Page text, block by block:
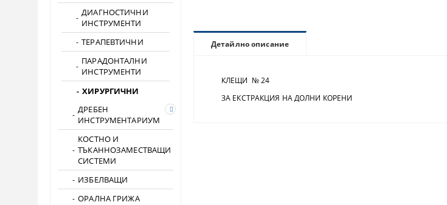
ДИАГНОСТИЧНИ
ИНСТРУМЕНТИ
ТЕРАПЕВТИЧНИ
ПАРАДОНТАЛНИ
ИНСТРУМЕНТИ
ХИРУРГИЧНИ
ДРЕБЕН
ИНСТРУМЕНТАРИУМ
КОСТНО И
ТЪКАННОЗАМЕСТВАЩИ
СИСТЕМИ
ИЗБЕЛВАЩИ
ОРАЛНА ГРИЖА
Детайлно описание
КЛЕЩИ № 24
ЗА ЕКСТРАКЦИЯ НА ДОЛНИ КОРЕНИ